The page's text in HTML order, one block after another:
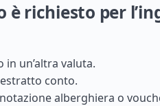
è richiesto per
un’altra valuta.
conto.
alberghiera o